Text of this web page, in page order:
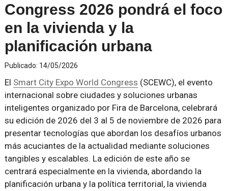
Congress 2026 pondrá el foco
en la vivienda y la
planificación urbana
Publicado: 14/05/2026
El Smart City Expo World Congress (SCEWC), el evento
internacional sobre ciudades y soluciones urbanas
inteligentes organizado por Fira de Barcelona, ​​celebrará
su edición de 2026 del 3 al 5 de noviembre de 2026 para
presentar tecnologías que abordan los desafíos urbanos
más acuciantes de la actualidad mediante soluciones
tangibles y escalables. La edición de este año se
centrará especialmente en la vivienda, abordando la
planificación urbana y la política territorial, la vivienda